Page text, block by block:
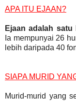
APA ITU EJAAN?
Ejaan adalah
Ia mempunyai 26
lebih daripada 40
SIAPA MURID
Murid-murid yang